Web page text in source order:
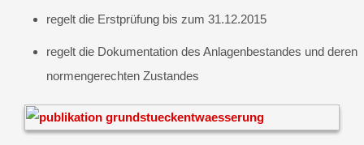
regelt die Erstprüfung bis zum 31.12.2015
regelt die Dokumentation des Anlagenbestandes und deren
normengerechten Zustandes